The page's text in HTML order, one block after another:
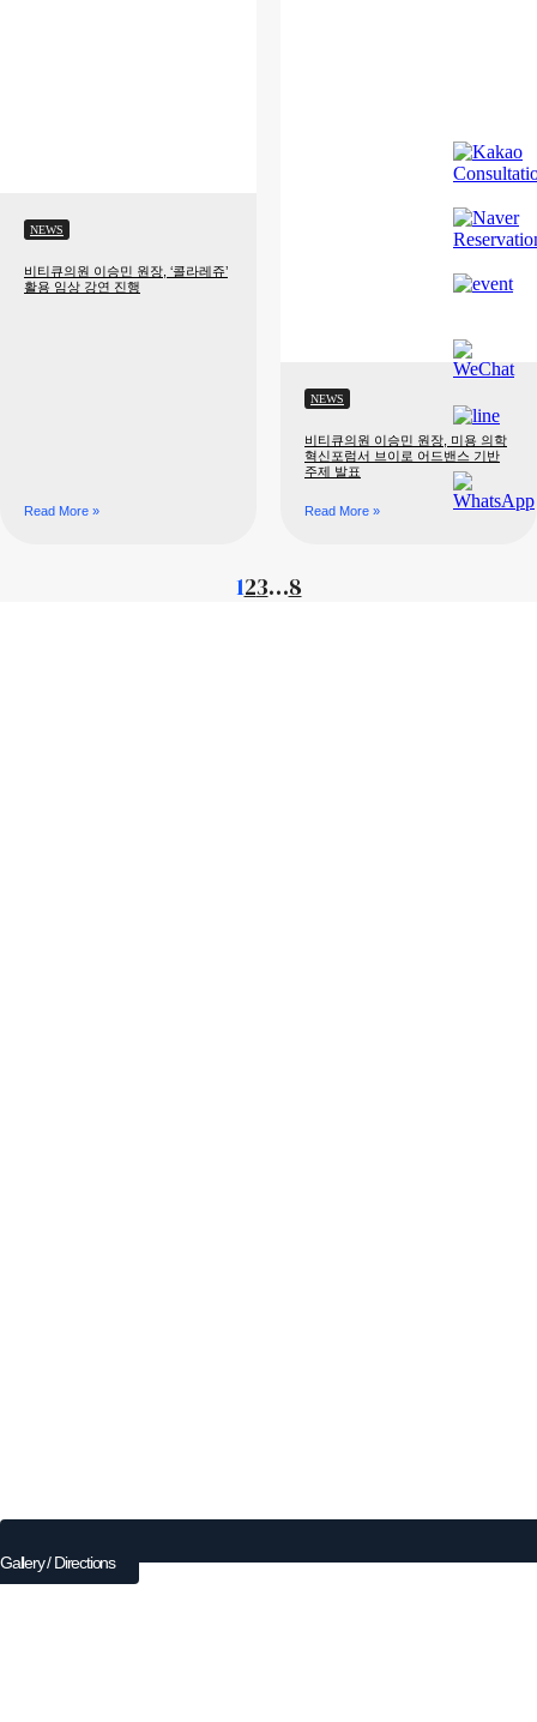
NEWS
비티큐의원 이승민 원장, ‘콜라레쥬’
활용 임상 강연 진행
Read More »
NEWS
비티큐의원 이승민 원장, 미용 의학
혁신포럼서 브이로 어드밴스 기반
주제 발표
Read More »
123…8
Gallery / Directions